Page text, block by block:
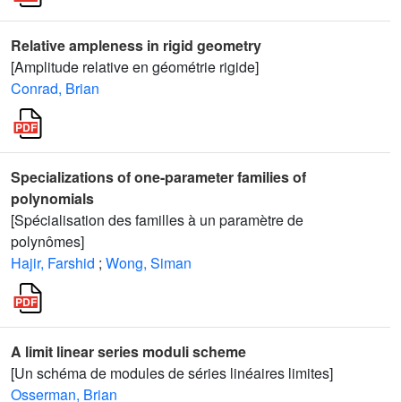
Relative ampleness in rigid geometry
[Amplitude relative en géométrie rigide]
Conrad, Brian
Specializations of one-parameter families of
polynomials
[Spécialisation des familles à un paramètre de
polynômes]
Hajir, Farshid ; Wong, Siman
A limit linear series moduli scheme
[Un schéma de modules de séries linéaires limites]
Osserman, Brian